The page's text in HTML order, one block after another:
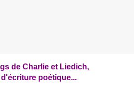
de Charlieet Liedich,
poétique...